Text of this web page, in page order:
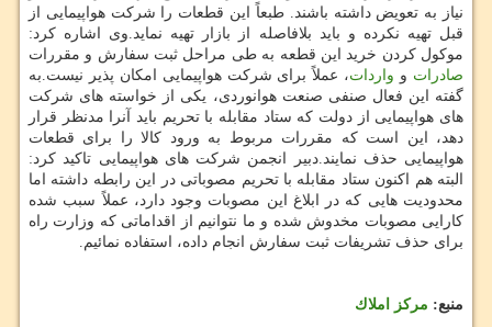
نیاز به تعویض داشته باشند. طبعاً این قطعات را شركت هواپیمایی از
قبل تهیه نكرده و باید بلافاصله از بازار تهیه نماید.وی اشاره كرد:
موكول كردن خرید این قطعه به طی مراحل ثبت سفارش و مقررات
صادرات و واردات، عملاً برای شركت هواپیمایی امكان پذیر نیست.به
گفته این فعال صنفی صنعت هوانوردی، یكی از خواسته های شركت
های هواپیمایی از دولت كه ستاد مقابله با تحریم باید آنرا مدنظر قرار
دهد، این است كه مقررات مربوط به ورود كالا را برای قطعات
هواپیمایی حذف نمایند.دبیر انجمن شركت های هواپیمایی تاكید كرد:
البته هم اكنون ستاد مقابله با تحریم مصوباتی در این رابطه داشته اما
محدودیت هایی كه در ابلاغ این مصوبات وجود دارد، عملاً سبب شده
كارایی مصوبات مخدوش شده و ما نتوانیم از اقداماتی كه وزارت راه
برای حذف تشریفات ثبت سفارش انجام داده، استفاده نمائیم.
منبع: مركز املاك